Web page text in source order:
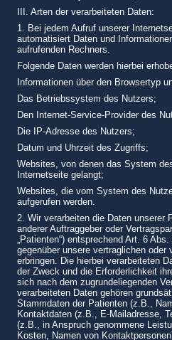
III. Arten der verarbeiteten Daten:
1. Bei jedem Aufruf unserer
automatisiert Daten und
aufrufenden Rechners.
Folgende Daten werden hierbei
Informationen über den Browsertyp
Das Betriebssystem des Nutzers;
Den Internet-Service-Provider des
Die IP-Adresse des Nutzers;
Datum und Uhrzeit des Zugriffs;
Websites, von denen das System
Internetseite gelangt;
Websites, die vom System des
aufgerufen werden.
2. Wir verarbeiten die Daten unserer
anderer Auftraggeber oder
„Patienten“) entsprechend Art. 6
gegenüber unsere vertraglichen
erbringen. Die hierbei verarbeiteten
der Zweck und die Erforderlichkeit
sich nach dem zugrundeliegenden
verarbeiteten Daten gehören
Stammdaten der Patienten (z.B.,
Kontaktdaten (z.B., E-Mailadresse,
(z.B., in Anspruch genommene
Kosten, Namen von